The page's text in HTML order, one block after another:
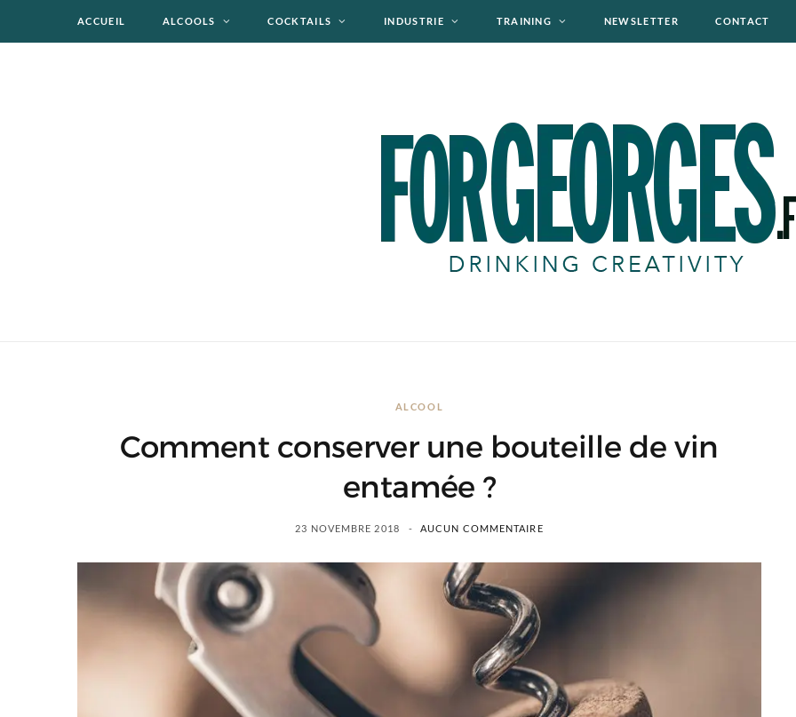
ACCUEIL ALCOOLS COCKTAILS INDUSTRIE TRAINING NEWSLETTER CONTACT
ALCOOL
Comment conserver une bouteille de vin
entamée ?
23 NOVEMBRE 2018 AUCUN COMMENTAIRE